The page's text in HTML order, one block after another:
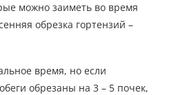
можно заиметь во время
обрезка гортензий –
время, но если
обрезаны на 3 – 5 почек,